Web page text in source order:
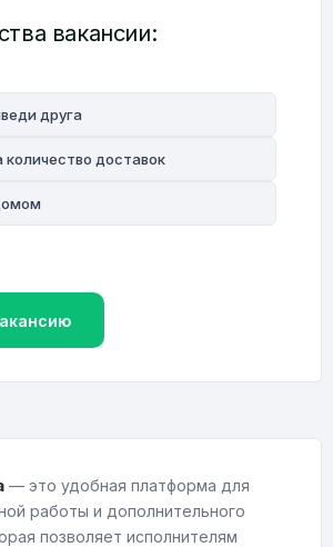
вакансии:
друга
количество доставок
— это удобная платформа для
работы и дополнительного
позволяет исполнителям